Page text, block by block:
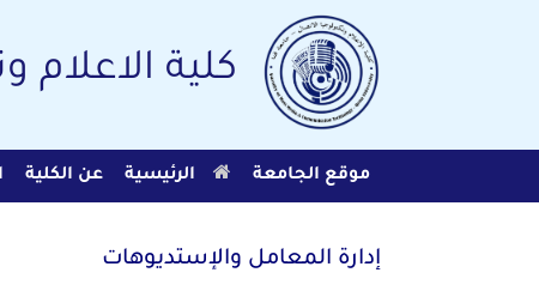
كلية الاعلام
موقع الجامعة الرئيسية عن الكلية
إدارة المعامل والإستديوهات